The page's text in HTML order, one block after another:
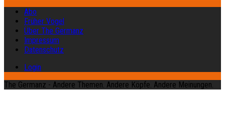
Abo
Früher Vogel
Über The Germanz
Impressum
Datenschutz
Login
The Germanz - Andere Themen. Andere Köpfe. Andere Meinungen.